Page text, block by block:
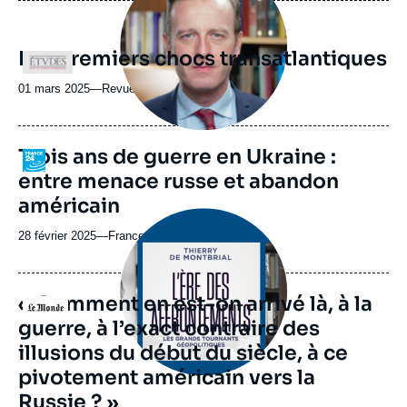
Logo
Les premiers chocs transatlantiques
01 mars 2025—Nom
journal,
ou
émission
Revue Études
Logo
Trois ans de guerre en Ukraine :
entre menace russe et abandon
américain
28 février 2025—Nom
journal,
revue
ou
émission
France 24
Logo
principale
médiatique
« Comment en est-on arrivé là, à la
guerre, à l’exact contraire des
illusions du début du siècle, à ce
pivotement américain vers la